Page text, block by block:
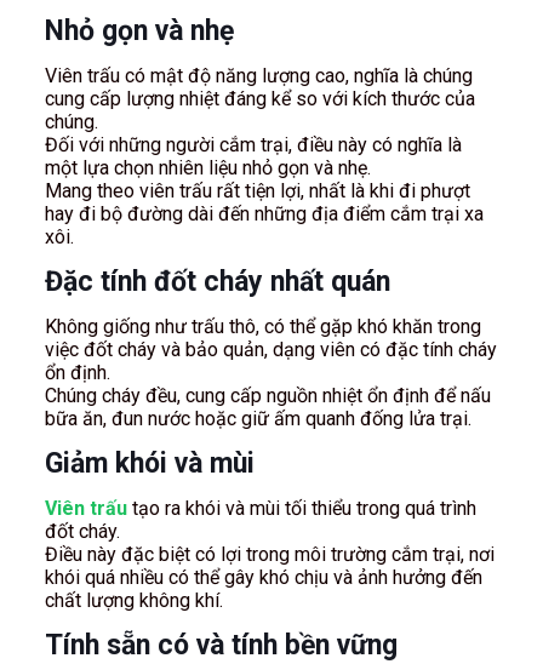
Nhỏ gọn và nhẹ
Viên trấu có mật độ năng lượng cao, nghĩa là chúng
cung cấp lượng nhiệt đáng kể so với kích thước của
chúng.
Đối với những người cắm trại, điều này có nghĩa là
một lựa chọn nhiên liệu nhỏ gọn và nhẹ.
Mang theo viên trấu rất tiện lợi, nhất là khi đi phượt
hay đi bộ đường dài đến những địa điểm cắm trại xa
xôi.
Đặc tính đốt cháy nhất quán
Không giống như trấu thô, có thể gặp khó khăn trong
việc đốt cháy và bảo quản, dạng viên có đặc tính cháy
ổn định.
Chúng cháy đều, cung cấp nguồn nhiệt ổn định để nấu
bữa ăn, đun nước hoặc giữ ấm quanh đống lửa trại.
Giảm khói và mùi
Viên trấutạo ra khói và mùi tối thiểu trong quá trình
đốt cháy.
Điều này đặc biệt có lợi trong môi trường cắm trại, nơi
khói quá nhiều có thể gây khó chịu và ảnh hưởng đến
chất lượng không khí.
Tính sẵn có và tính bền vững